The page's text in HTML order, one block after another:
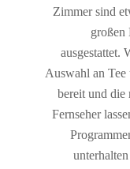
Zimmer sind
großen
ausgestattet.
Auswahl an Tee
bereit und die
Fernseher